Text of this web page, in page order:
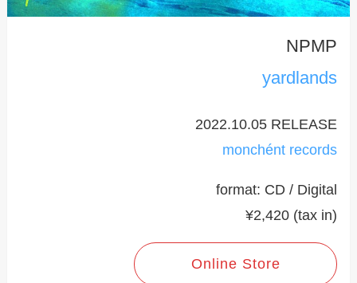
NPMP
yardlands
2022.10.05 RELEASE
monchént records
format: CD / Digital
¥2,420 (tax in)
Online Store